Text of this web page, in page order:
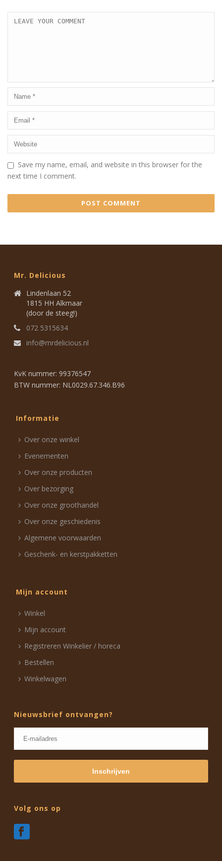
Save my name, email, and website in this browser for the
next time I comment.
Mr. Delicious
Lindenlaan 52
1815 HH Alkmaar
(door de steeg!)
072 5315634
info@mrdelicious.nl
KvK nummer: 99376547
BTW nummer: NL0029.67.346.B96
Informatie
Over onze winkel
Evenementen
Over onze producten
Over bezorging
Over onze groothandel
Over onze geschiedenis
Algemene voorwaarden
Geschenk- en kerstpakketten
Mijn account
Winkel
Mijn account
Registreren Winkelier / horeca
Bestellen
Winkelwagen
Nieuwsbrief ontvangen?
Volg ons op